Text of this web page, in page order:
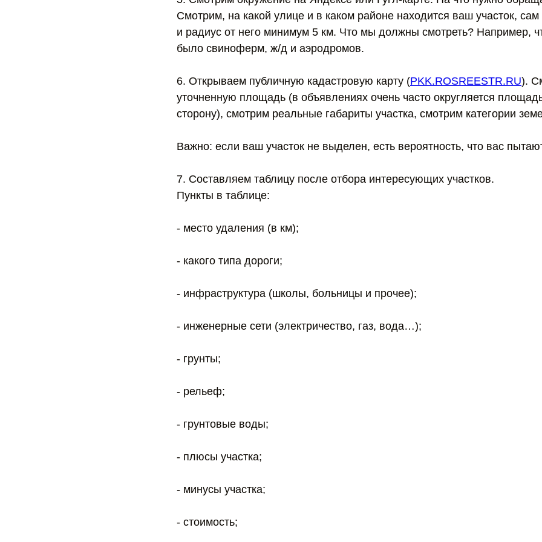
Смотрим, на какой улице и в каком районе находится ваш участок,
и радиус от него минимум 5 км. Что мы должны смотреть? Например,
было свиноферм, ж/д и аэродромов.
6. Открываем публичную кадастровую карту (PKK.ROSREESTR.RU).
уточненную площадь (в объявлениях очень часто округляется
сторону), смотрим реальные габариты участка, смотрим категории
Важно: если ваш участок не выделен, есть вероятность, что вас
7. Составляем таблицу после отбора интересующих участков.
Пункты в таблице:
- место удаления (в км);
- какого типа дороги;
- инфраструктура (школы, больницы и прочее);
- инженерные сети (электричество, газ, вода…);
- грунты;
- рельеф;
- грунтовые воды;
- плюсы участка;
- минусы участка;
- стоимость;